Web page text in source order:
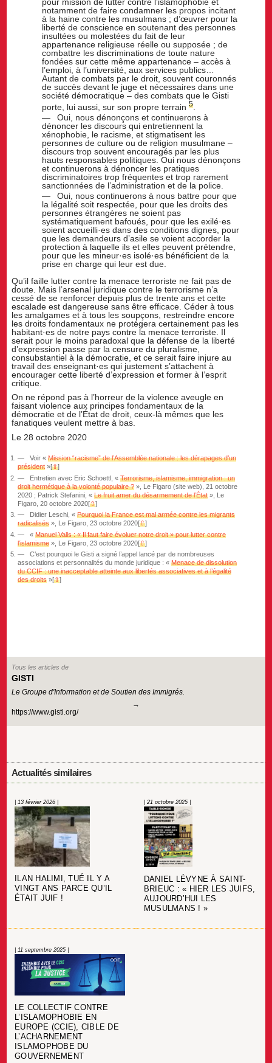
pour mission de lutter contre l’islamophobie et
notamment de faire condamner les propos incitant
à la haine contre les musulmans ; d’œuvrer pour la
liberté de conscience en soutenant des personnes
insultées ou molestées du fait de leur
appartenance religieuse réelle ou supposée ; de
combattre les discriminations de toute nature
fondées sur cette même appartenance – accès à
l’emploi, à l’université, aux services publics…
Autant de combats par le droit, souvent couronnés
de succès devant le juge et nécessaires dans une
société démocratique – des combats que le Gisti
porte, lui aussi, sur son propre terrain5
Oui, nous dénonçons et continuerons à
dénoncer les discours qui entretiennent la
xénophobie, le racisme, et stigmatisent les
personnes de culture ou de religion musulmane –
discours trop souvent encouragés par les plus
hauts responsables politiques. Oui nous dénonçons
et continuerons à dénoncer les pratiques
discriminatoires trop fréquentes et trop rarement
sanctionnées de l’administration et de la police.
Oui, nous continuerons à nous battre pour que
la légalité soit respectée, pour que les droits des
personnes étrangères ne soient pas
systématiquement bafoués, pour que les exilé·es
soient accueilli·es dans des conditions dignes, pour
que les demandeurs d’asile se voient accorder la
protection à laquelle ils et elles peuvent prétendre,
pour que les mineur·es isolé·es bénéficient de la
prise en charge qui leur est due.
Qu’il faille lutter contre la menace terroriste ne fait pas de
doute. Mais l’arsenal juridique contre le terrorisme n’a
cessé de se renforcer depuis plus de trente ans et cette
escalade est dangereuse sans être efficace. Céder à tous
les amalgames et à tous les soupçons, restreindre encore
les droits fondamentaux ne protégera certainement pas les
habitant·es de notre pays contre la menace terroriste. Il
serait pour le moins paradoxal que la défense de la liberté
d’expression passe par la censure du pluralisme,
consubstantiel à la démocratie, et ce serait faire injure au
travail des enseignant·es qui justement s’attachent à
encourager cette liberté d’expression et former à l’esprit
critique.
On ne répond pas à l’horreur de la violence aveugle en
faisant violence aux principes fondamentaux de la
démocratie et de l’État de droit, ceux-là mêmes que les
fanatiques veulent mettre à bas.
Le 28 octobre 2020
Voir «Mission “racisme” de l’Assemblée nationale : les dérapages d’un
président »[⇧]
Entretien avec Eric Schoettl, «Terrorisme, islamisme, immigration : un
droit hermétique à la volonté populaire ? », Le Figaro (site web), 21 octobre
2020 ; Patrick Stefanini, «Le fruit amer du désarmement de l’État », Le
Figaro, 20 octobre 2020[⇧]
Didier Leschi, «Pourquoi la France est mal armée contre les migrants
radicalisés », Le Figaro, 23 octobre 2020[⇧]
«Manuel Valls : « Il faut faire évoluer notre droit » pour lutter contre
l’islamisme », Le Figaro, 23 octobre 2020[⇧]
C’est pourquoi le Gisti a signé l’appel lancé par de nombreuses
associations et personnalités du monde juridique : «Menace de dissolution
du CCIF : une inacceptable atteinte aux libertés associatives et à l’égalité
des droits »[⇧]
Tous les articles de
GISTI
Le Groupe d'Information et de Soutien des Immigrés.
https://www.gisti.org/
Actualités similaires
| 13 février 2026 |
ILAN HALIMI, TUÉ IL Y A
VINGT ANS PARCE QU’IL
ÉTAIT JUIF !
| 21 octobre 2025 |
DANIEL LÉVYNE À SAINT-
BRIEUC : « HIER LES JUIFS,
AUJOURD’HUI LES
MUSULMANS ! »
| 11 septembre 2025 |
LE COLLECTIF CONTRE
L’ISLAMOPHOBIE EN
EUROPE (CCIE), CIBLE DE
L’ACHARNEMENT
ISLAMOPHOBE DU
GOUVERNEMENT